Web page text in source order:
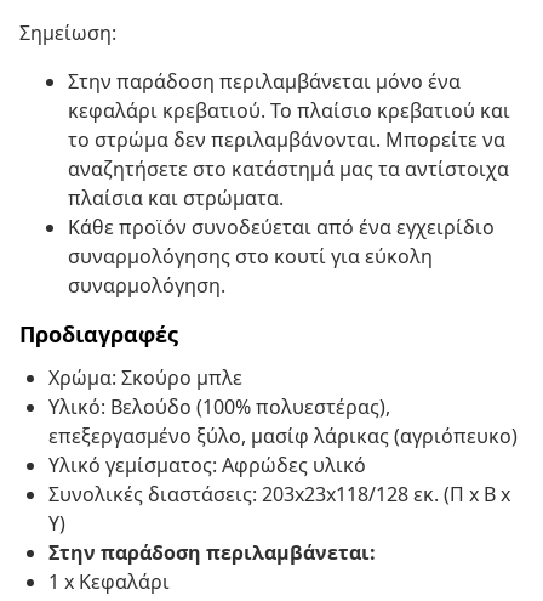
Σημείωση:
Στην παράδοση περιλαμβάνεται μόνο ένα
κεφαλάρι κρεβατιού. Το πλαίσιο κρεβατιού και
το στρώμα δεν περιλαμβάνονται. Μπορείτε να
αναζητήσετε στο κατάστημά μας τα αντίστοιχα
πλαίσια και στρώματα.
Κάθε προϊόν συνοδεύεται από ένα εγχειρίδιο
συναρμολόγησης στο κουτί για εύκολη
συναρμολόγηση.
Προδιαγραφές
Χρώμα: Σκούρο μπλε
Υλικό: Βελούδο (100% πολυεστέρας),
επεξεργασμένο ξύλο, μασίφ λάρικας (αγριόπευκο)
Υλικό γεμίσματος: Αφρώδες υλικό
Συνολικές διαστάσεις: 203x23x118/128 εκ. (Π x Β x
Υ)
Στην παράδοση περιλαμβάνεται:
1 x Κεφαλάρι